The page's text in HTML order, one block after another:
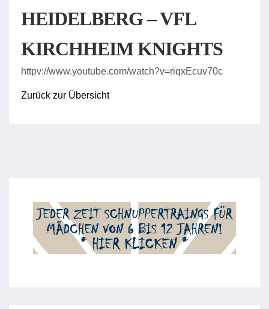
HEIDELBERG – VFL
KIRCHHEIM KNIGHTS
httpv://www.youtube.com/watch?v=riqxEcuv70c
Zurück zur Übersicht